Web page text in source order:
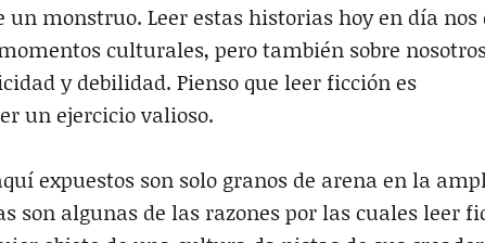
un monstruo. Leer estas historias hoy en día nos
culturales, pero también sobre
y debilidad. Pienso que leer ficción es
un ejercicio valioso.
expuestos son solo granos de arena en la
son algunas de las razones por las cuales leer